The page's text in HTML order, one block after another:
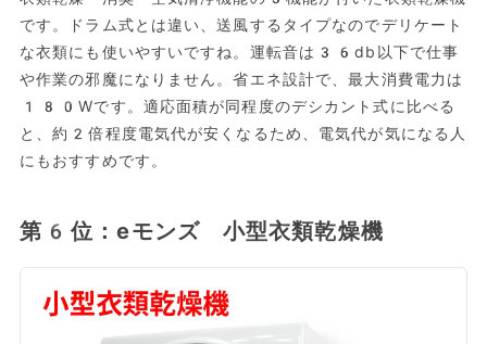
です。ドラム式とは違い、送風するタイプなのでデリケート
な衣類にも使いやすいですね。運転音は36db以下で仕事
や作業の邪魔になりません。省エネ設計で、最大消費電力は
180Wです。適応面積が同程度のデシカント式に比べる
と、約2倍程度電気代が安くなるため、電気代が気になる人
にもおすすめです。
第6位：eモンズ 小型衣類乾燥機